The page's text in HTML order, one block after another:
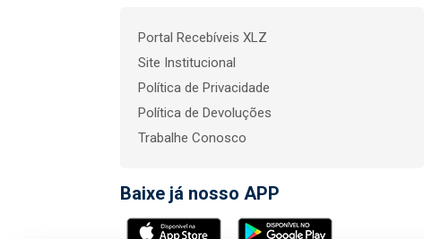
Portal Recebíveis XLZ
Site Institucional
Política de Privacidade
Política de Devoluções
Trabalhe Conosco
Baixe já nosso APP